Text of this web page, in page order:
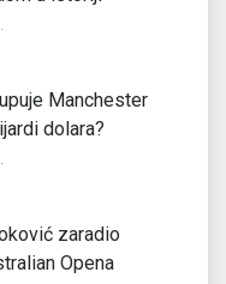
Manchester
dolara?
zaradio
Opena